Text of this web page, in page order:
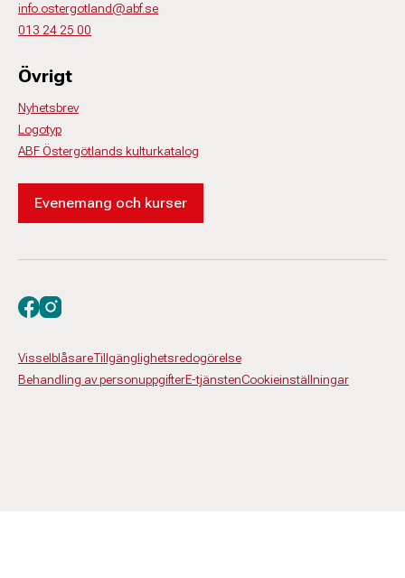
info.ostergotland@abf.se
013 24 25 00
Övrigt
Nyhetsbrev
Logotyp
ABF Östergötlands kulturkatalog
Evenemang och kurser
VisselblåsareTillgänglighetsredogörelse
Behandling av personuppgifterE-tjänstenCookieinställningar
Besök oss på facebook
Besök oss på instagram